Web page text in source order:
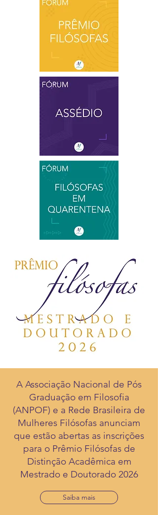
A Associação Nacional de Pós
Graduação em Filosofia
(ANPOF) e a Rede Brasileira de
Mulheres Filósofas anunciam
que estão abertas as inscrições
para o Prêmio Filósofas de
Distinção Acadêmica em
Mestrado e Doutorado 2026
Saiba mais